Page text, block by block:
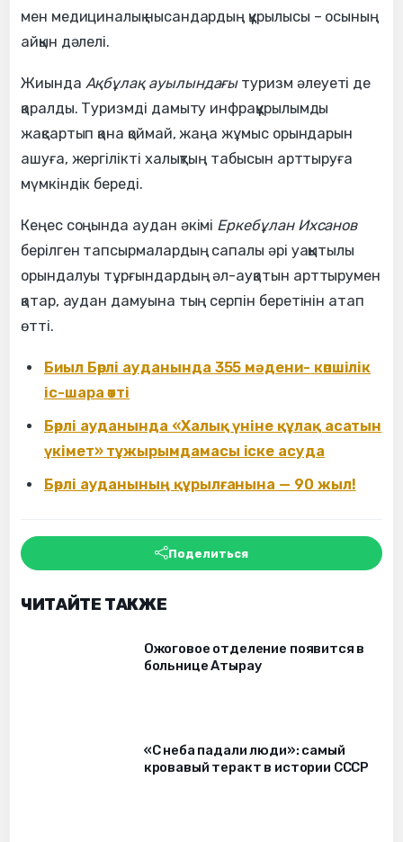
мен медициналық нысандардың құрылысы – осының
айқын дәлелі.
Жиында Ақбұлақ ауылындағытуризм әлеуеті де
қаралды. Туризмді дамыту инфрақұрылымды
жақсартып қана қоймай, жаңа жұмыс орындарын
ашуға, жергілікті халықтың табысын арттыруға
мүмкіндік береді.
Кеңес соңында аудан әкімі Еркебұлан Ихсанов
берілген тапсырмалардың сапалы әрі уақытылы
орындалуы тұрғындардың әл-ауқатын арттырумен
қатар, аудан дамуына тың серпін беретінін атап
өтті.
Биыл Бөрлі ауданында 355 мәдени- көпшілік
іс-шара өтті
Бөрлі ауданында «Халық үніне құлақ асатын
үкімет» тұжырымдамасы іске асуда
Бөрлі ауданының құрылғанына — 90 жыл!
Поделиться
ЧИТАЙТЕ ТАКЖЕ
Ожоговое отделение появится в
больнице Атырау
«С неба падали люди»: самый
кровавый теракт в истории СССР